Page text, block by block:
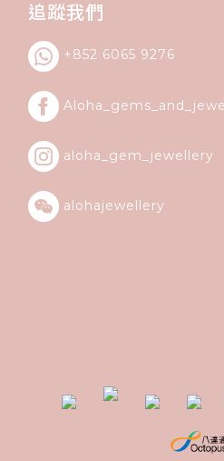
追蹤我們
+852 6065 9276
Aloha_gems_and_
aloha_gem_jewellery
alohajewellery